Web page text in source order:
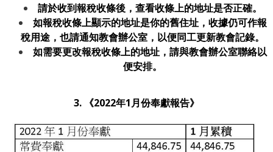
請於收到報稅收條後，查看收條上的地址是否正確。
如報稅收條上顯示的地址是你的舊住址，收據仍可作報
稅用途，也請通知教會辦公室，以便同工更新教會記錄。
如需要更改報稅收條上的地址，請與教會辦公室聯絡以
便安排。
3. 《2022年1月份奉獻報告》